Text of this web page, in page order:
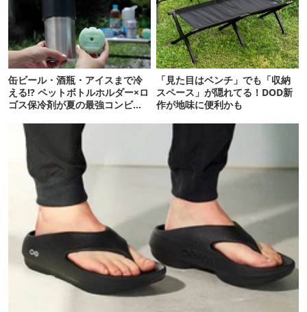
缶ビール・酒瓶・アイスまで冷
える!? ペットボトルホルダー×ロ
ゴス保冷剤が夏の最強コンビだ
「見た目はベンチ」でも「収納
スペース」が隠れてる！DOD新
作が地味に便利かも